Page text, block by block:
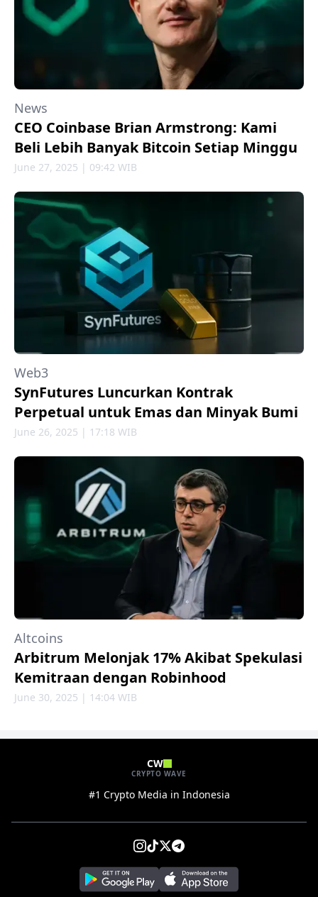
News
CEO Coinbase Brian Armstrong: Kami
Beli Lebih Banyak Bitcoin Setiap Minggu
June 27, 2025 | 09:42 WIB
Web3
SynFutures Luncurkan Kontrak
Perpetual untuk Emas dan Minyak Bumi
June 26, 2025 | 17:18 WIB
Altcoins
Arbitrum Melonjak 17% Akibat Spekulasi
Kemitraan dengan Robinhood
June 30, 2025 | 14:04 WIB
CW
CRYPTO WAVE
#1 Crypto Media in Indonesia